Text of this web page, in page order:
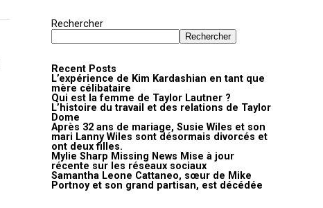
Rechercher
Rechercher
Recent Posts
L’expérience de Kim Kardashian en tant que
mère célibataire
Qui est la femme de Taylor Lautner ?
L’histoire du travail et des relations de Taylor
Dome
Après 32 ans de mariage, Susie Wiles et son
mari Lanny Wiles sont désormais divorcés et
ont deux filles.
Mylie Sharp Missing News Mise à jour
récente sur les réseaux sociaux
Samantha Leone Cattaneo, sœur de Mike
Portnoy et son grand partisan, est décédée